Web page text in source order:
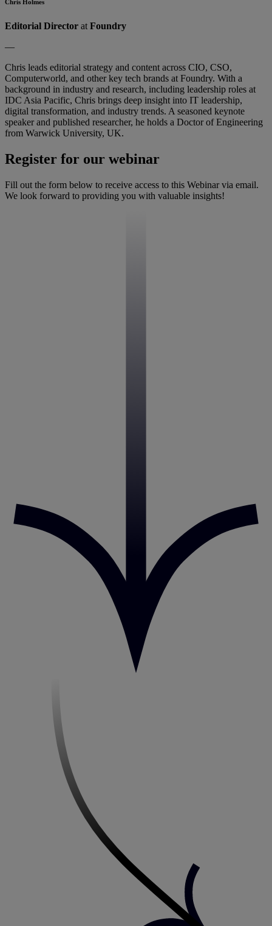
Chris Holmes
Editorial Director at Foundry
—
Chris leads editorial strategy and content across CIO, CSO,
Computerworld, and other key tech brands at Foundry. With a
background in industry and research, including leadership roles at
IDC Asia Pacific, Chris brings deep insight into IT leadership,
digital transformation, and industry trends. A seasoned keynote
speaker and published researcher, he holds a Doctor of Engineering
from Warwick University, UK.
Register for our webinar
Fill out the form below to receive access to this Webinar via email.
We look forward to providing you with valuable insights!